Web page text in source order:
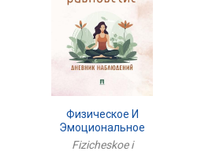
Физическое И
Эмоциональное
Равновесие.Дневник
Fizicheskoe i